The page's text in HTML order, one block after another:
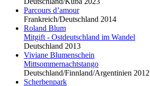
Parcours d’amour
Frankreich/Deutschland 2014
Roland Blum
Mitgift - Ostdeutschland im Wandel
Deutschland 2013
Viviane Blumenschein
Mittsommernachtstango
Deutschland/Finnland/Argentinien 2012
Scherbenpark